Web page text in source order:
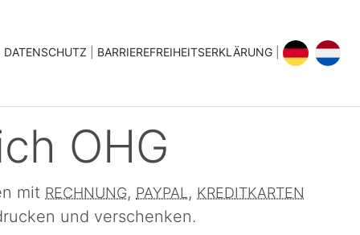
DATENSCHUTZ | BARRIEREFREIHEITSERKLÄRUNG |
OHG
mit RECHNUNG, PAYPAL , KREDITKARTEN
und verschenken.